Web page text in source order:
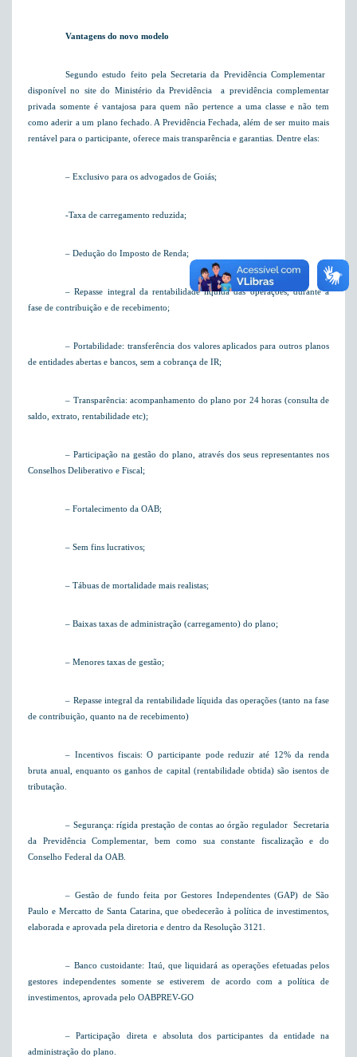
Vantagens do novo modelo
Segundo estudo feito pela Secretaria da Previdência Complementar 
disponível no site do Ministério da Previdência  a previdência complementar
privada somente é vantajosa para quem não pertence a uma classe e não tem
como aderir a um plano fechado. A Previdência Fechada, além de ser muito mais
rentável para o participante, oferece mais transparência e garantias. Dentre elas:
– Exclusivo para os advogados de Goiás;
-Taxa de carregamento reduzida;
– Dedução do Imposto de Renda;
– Repasse integral da rentabilidade líquida das operações, durante a
fase de contribuição e de recebimento;
– Portabilidade: transferência dos valores aplicados para outros planos
de entidades abertas e bancos, sem a cobrança de IR;
– Transparência: acompanhamento do plano por 24 horas (consulta de
saldo, extrato, rentabilidade etc);
– Participação na gestão do plano, através dos seus representantes nos
Conselhos Deliberativo e Fiscal;
– Fortalecimento da OAB;
– Sem fins lucrativos;
– Tábuas de mortalidade mais realistas;
– Baixas taxas de administração (carregamento) do plano;
– Menores taxas de gestão;
– Repasse integral da rentabilidade líquida das operações (tanto na fase
de contribuição, quanto na de recebimento)
– Incentivos fiscais: O participante pode reduzir até 12% da renda
bruta anual, enquanto os ganhos de capital (rentabilidade obtida) são isentos de
tributação.
– Segurança: rígida prestação de contas ao órgão regulador  Secretaria
da Previdência Complementar, bem como sua constante fiscalização e do
Conselho Federal da OAB.
– Gestão de fundo feita por Gestores Independentes (GAP) de São
Paulo e Mercatto de Santa Catarina, que obedecerão à política de investimentos,
elaborada e aprovada pela diretoria e dentro da Resolução 3121.
– Banco custoidante: Itaú, que liquidará as operações efetuadas pelos
gestores independentes somente se estiverem de acordo com a política de
investimentos, aprovada pelo OABPREV-GO
– Participação direta e absoluta dos participantes da entidade na
administração do plano.